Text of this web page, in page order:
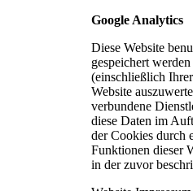
Google Analytics
Diese Website
gespeichert
(einschließlich
Website
verbundene
diese Daten im
der Cookies durch
Funktionen dieser
in der zuvor